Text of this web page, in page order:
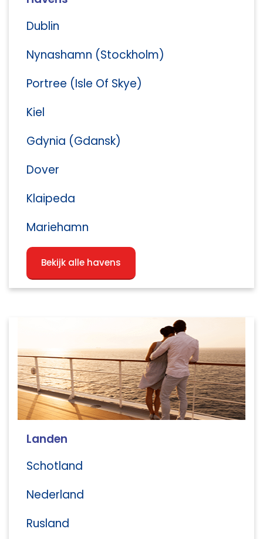
Dublin
Nynashamn (Stockholm)
Portree (Isle Of Skye)
Kiel
Gdynia (Gdansk)
Dover
Klaipeda
Mariehamn
Bekijk alle havens
Landen
Schotland
Nederland
Rusland